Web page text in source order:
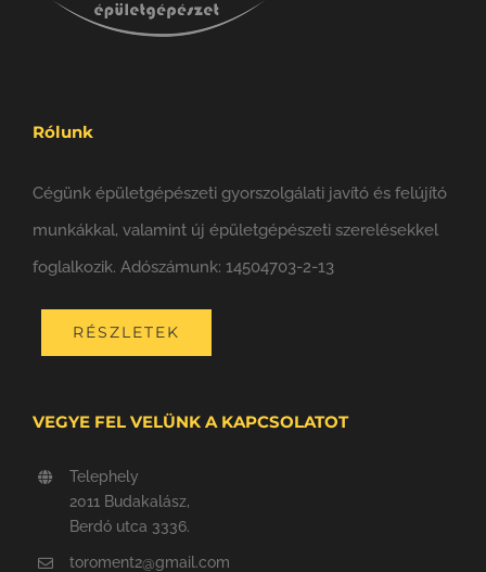
Rólunk
Cégünk épületgépészeti gyorszolgálati javító és felújító
munkákkal, valamint új épületgépészeti szerelésekkel
foglalkozik. Adószámunk: 14504703-2-13
RÉSZLETEK
VEGYE FEL VELÜNK A KAPCSOLATOT
Telephely
2011 Budakalász,
Berdó utca 3336.
toroment2@gmail.com